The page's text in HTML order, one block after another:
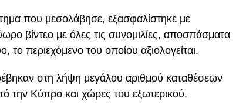
που μεσολάβησε, εξασφαλίστηκε με
βίντεο με όλες τις συνομιλίες, αποσπάσματα
το περιεχόμενο του οποίου αξιολογείται.
στη λήψη μεγάλου αριθμού καταθέσεων
την Κύπρο και χώρες του εξωτερικού.